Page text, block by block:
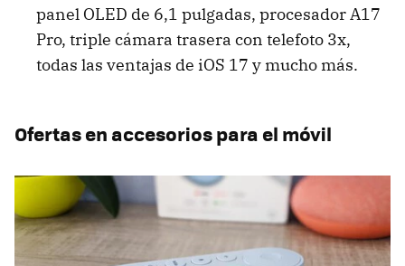
panel OLED de 6,1 pulgadas, procesador A17
Pro, triple cámara trasera con telefoto 3x,
todas las ventajas de iOS 17 y mucho más.
Ofertas en accesorios para el móvil